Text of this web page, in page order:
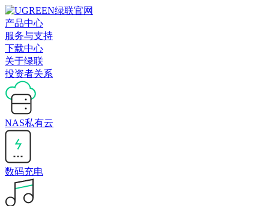
产品中心
服务与支持
下载中心
关于绿联
投资者关系
NAS私有云
数码充电